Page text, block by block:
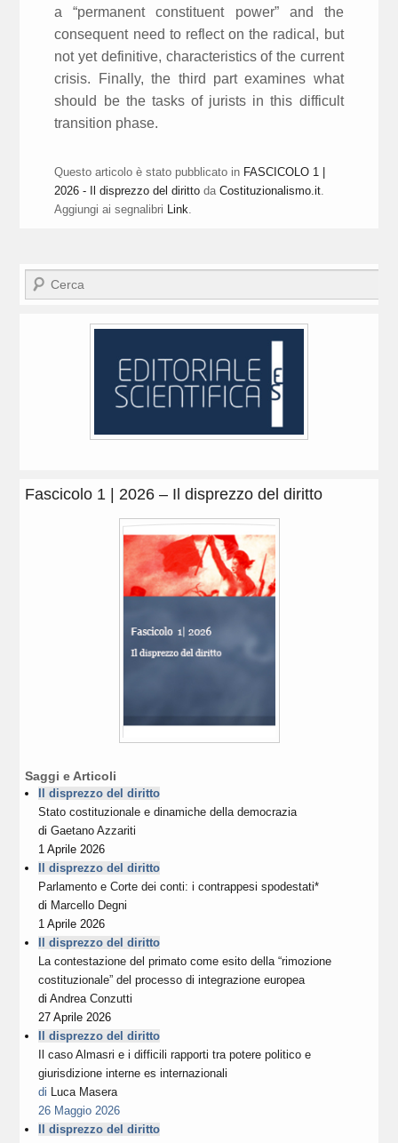
a “permanent constituent power” and the
consequent need to reflect on the radical, but
not yet definitive, characteristics of the current
crisis. Finally, the third part examines what
should be the tasks of jurists in this difficult
transition phase.
Questo articolo è stato pubblicato in FASCICOLO 1 |
2026 - Il disprezzo del diritto daCostituzionalismo.it
Aggiungi ai segnalibri
Link
Cerca
Fascicolo 1 | 2026 – Il disprezzo del diritto
Saggi e Articoli
Il disprezzo del diritto
Stato costituzionale e dinamiche della democrazia
diGaetano Azzariti
1 Aprile 2026
Il disprezzo del diritto
Parlamento e Corte dei conti: i contrappesi spodestati*
di Marcello Degni
1 Aprile 2026
Il disprezzo del diritto
La contestazione del primato come esito della “rimozione
costituzionale” del processo di integrazione europea
diAndrea Conzutti
27 Aprile 2026
Il disprezzo del diritto
Il caso Almasri e i difficili rapporti tra potere politico e
giurisdizione interne es internazionali
di Luca Masera
26 Maggio 2026
Il disprezzo del diritto